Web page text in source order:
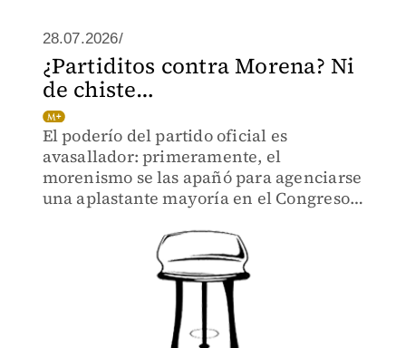
28.07.2026/
¿Partiditos contra Morena? Ni
de chiste…
El poderío del partido oficial es
avasallador: primeramente, el
morenismo se las apañó para agenciarse
una aplastante mayoría en el Congreso y
necesitaba la demolición del Poder